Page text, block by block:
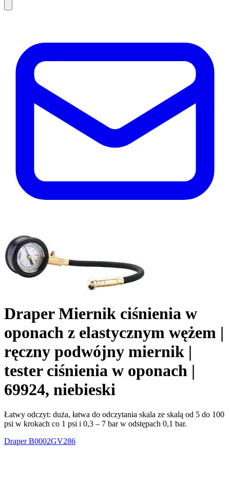
Draper Miernik ciśnienia w
oponach z elastycznym wężem |
ręczny podwójny miernik |
tester ciśnienia w oponach |
69924, niebieski
Łatwy odczyt: duża, łatwa do odczytania skala ze skalą od 5 do 100
psi w krokach co 1 psi i 0,3 – 7 bar w odstępach 0,1 bar.
DraperB0002GV286